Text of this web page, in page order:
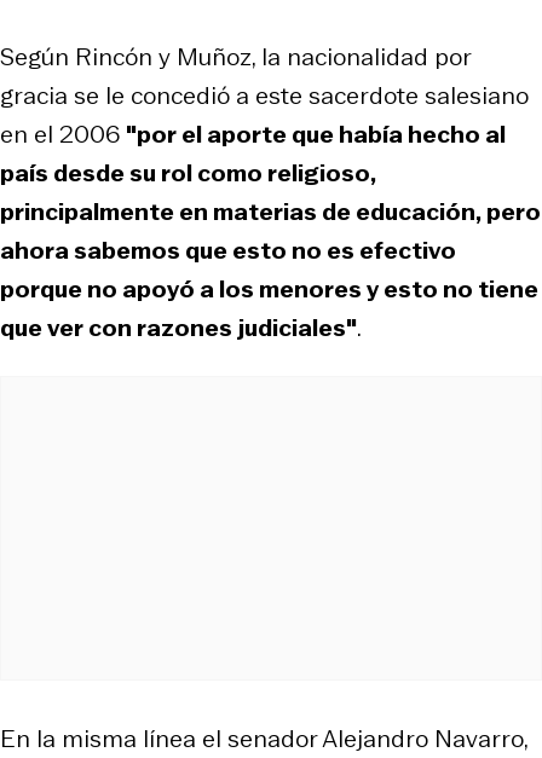
Según Rincón y Muñoz, la nacionalidad por
gracia se le concedió a este sacerdote salesiano
en el 2006 "por el aporte que había hecho al
país desde su rol como religioso,
principalmente en materias de educación, pero
ahora sabemos que esto no es efectivo
porque no apoyó a los menores y esto no tiene
que ver con razones judiciales".
En la misma línea el senador Alejandro Navarro,